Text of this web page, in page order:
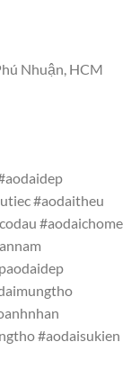
Nhuận, HCM
#aodaitheu
#aodaichome
#aodaisukien